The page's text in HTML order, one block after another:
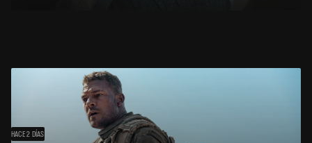
HACE 2 DÍAS